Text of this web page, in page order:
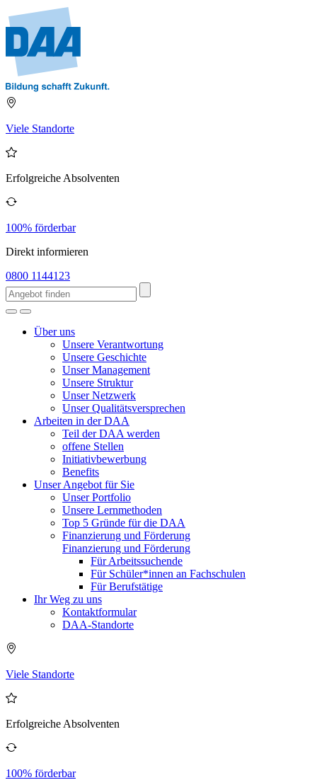
Viele Standorte
Erfolgreiche Absolventen
100% förderbar
Direkt informieren
0800 1144123
Über uns
Unsere Verantwortung
Unsere Geschichte
Unser Management
Unsere Struktur
Unser Netzwerk
Unser Qualitätsversprechen
Arbeiten in der DAA
Teil der DAA werden
offene Stellen
Initiativbewerbung
Benefits
Unser Angebot für Sie
Unser Portfolio
Unsere Lernmethoden
Top 5 Gründe für die DAA
Finanzierung und Förderung
Finanzierung und Förderung
Für Arbeitssuchende
Für Schüler*innen an Fachschulen
Für Berufstätige
Ihr Weg zu uns
Kontaktformular
DAA-Standorte
Viele Standorte
Erfolgreiche Absolventen
100% förderbar